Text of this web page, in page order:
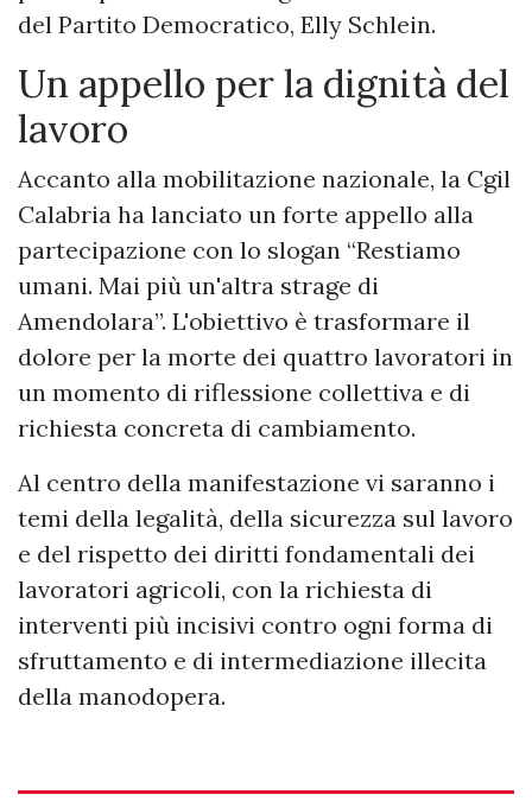
del Partito Democratico, Elly Schlein.
Un appello per la dignità del
lavoro
Accanto alla mobilitazione nazionale, la Cgil
Calabria ha lanciato un forte appello alla
partecipazione con lo slogan “Restiamo
umani. Mai più un'altra strage di
Amendolara”. L'obiettivo è trasformare il
dolore per la morte dei quattro lavoratori in
un momento di riflessione collettiva e di
richiesta concreta di cambiamento.
Al centro della manifestazione vi saranno i
temi della legalità, della sicurezza sul lavoro
e del rispetto dei diritti fondamentali dei
lavoratori agricoli, con la richiesta di
interventi più incisivi contro ogni forma di
sfruttamento e di intermediazione illecita
della manodopera.